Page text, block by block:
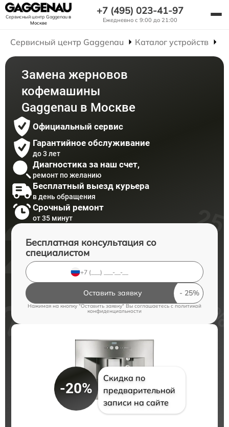
Сервисный центр Gaggenauв
Москве
+7 (495) 023-41-97
Ежедневно с 9:00 до 21:00
Сервисный центр Gaggenau Каталог устройств
Замена жерновов
кофемашины
Gaggenau в Москве
Официальный сервис
Гарантийное обслуживание
до 3 лет
Диагностика за наш счет,
ремонт по желанию
Бесплатный выезд курьера
в день обращения
Срочный ремонт
от 35 минут
Бесплатная консультация со
специалистом
Оставить заявку
Нажимая на кнопку "Оставить заявку" Вы соглашаетесь c политикой
конфиденциальности
-20%
Скидка по
предварительной
записи на сайте